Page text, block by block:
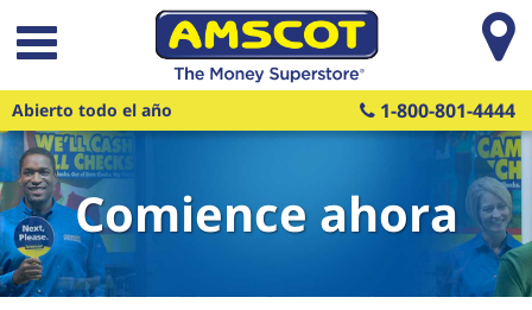
Saltar al contenido principal
Abierto todo el año 1-800-801-4444
Comience ahora